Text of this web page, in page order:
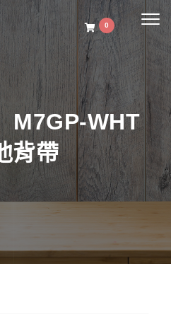
0
M7GP-WHT
背帶